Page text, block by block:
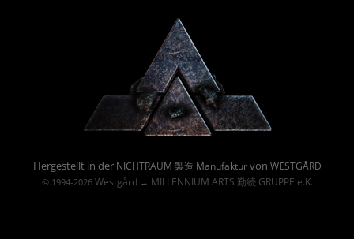
Hergestellt in der NICHTRAUM 製造 Manufakturvon WESTGÅRD
© 1994-2026 Westgård→ MILLENNIUM ARTS 勤続 GRUPPE e.K.
Powered By :